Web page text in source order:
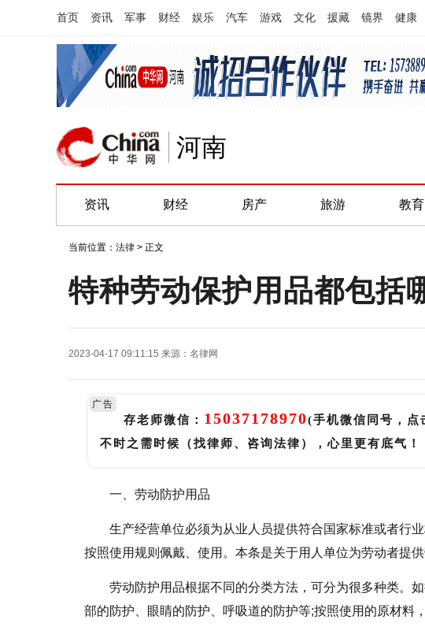
首页 资讯 军事 财经 娱乐 汽车 游戏 文化 援藏 镜界 健康
河南
资讯 财经 房产 旅游 教育
当前位置： 法律 > 正文
特种劳动保护用品都包括
2023-04-17 09:11:15 来源： 名律网
存老师微信： 15037178970(手机微信同号，点
不时之需时候（找律师、咨询法律），心里更有底气！
广告
一、劳动防护用品
生产经营单位必须为从业人员提供符合国家标准或者行
按照使用规则佩戴、使用。本条是关于用人单位为劳动者提供
劳动防护用品根据不同的分类方法，可分为很多种类。
部的防护、眼睛的防护、呼吸道的防护等;按照使用的原材料